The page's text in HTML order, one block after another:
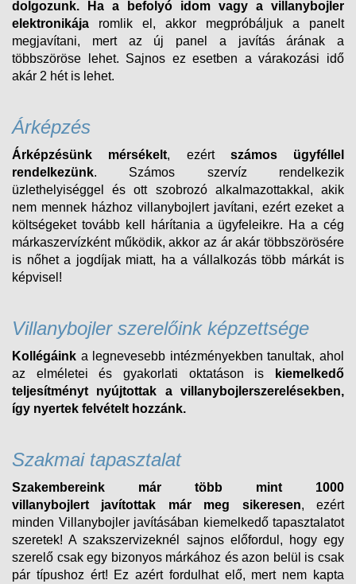
dolgozunk.
Ha a befolyó idom vagy a villanybojler
elektronikája romlik el, akkor megpróbáljuk a panelt
megjavítani, mert az új panel a javítás árának a
többszöröse lehet. Sajnos ez esetben a várakozási idő
akár 2 hét is lehet.
Árképzés
Árképzésünk mérsékelt, ezért számos ügyféllel
rendelkezünk. Számos szervíz rendelkezik
üzlethelyiséggel és ott szobrozó alkalmazottakkal, akik
nem mennek házhoz villanybojlert javítani, ezért ezeket a
költségeket tovább kell hárítania a ügyfeleikre. Ha a cég
márkaszervízként működik, akkor az ár akár többszörösére
is nőhet a jogdíjak miatt, ha a vállalkozás több márkát is
képvisel!
Villanybojler szerelőink képzettsége
Kollégáink a legnevesebb intézményekben tanultak, ahol
az elméletei és gyakorlati oktatáson is kiemelkedő
teljesítményt nyújtottak a villanybojlerszerelésekben,
így nyertek felvételt hozzánk.
Szakmai tapasztalat
Szakembereink már több mint 1000
villanybojlert javítottak már meg sikeresen, ezért
minden Villanybojler javításában kiemelkedő tapasztalatot
szeretek! A szakszervizeknél sajnos előfordul, hogy egy
szerelő csak egy bizonyos márkához és azon belül is csak
pár típushoz ért! Ez azért fordulhat elő, mert nem kapta